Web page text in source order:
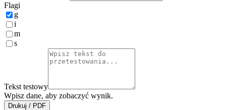
Flagi
g
i
m
s
Tekst testowy
Wpisz dane, aby zobaczyć wynik.
Drukuj / PDF